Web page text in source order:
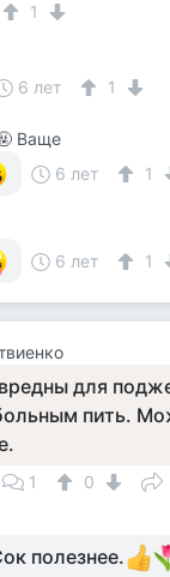
1
6 лет 1
Ваще
6 лет
1
6 лет
1
для
пить.
1
0
полезнее.